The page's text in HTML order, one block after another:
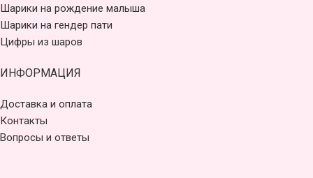
Шарики на рождение малыша
Шарики на гендер пати
Цифры из шаров
ИНФОРМАЦИЯ
Доставка и оплата
Контакты
Вопросы и ответы